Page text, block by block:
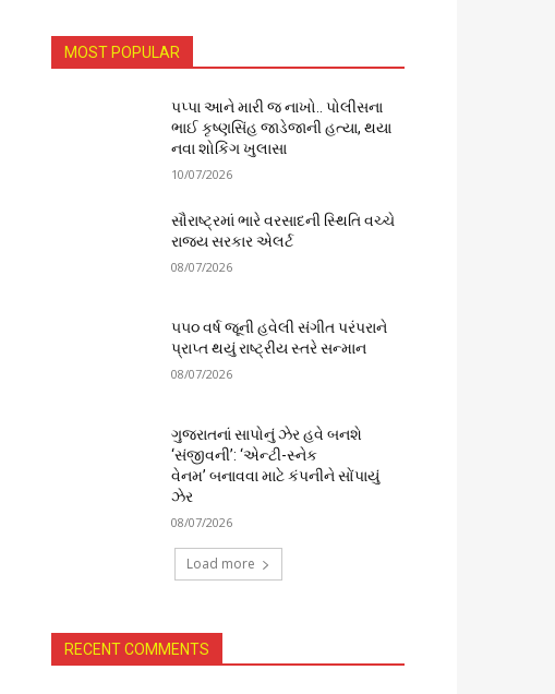
MOST POPULAR
પપ્પા આને મારી જ નાખો.. પોલીસના
ભાઈ કૃષ્ણસિંહ જાડેજાની હત્યા, થયા
નવા શોકિંગ ખુલાસા
10/07/2026
સૌરાષ્ટ્રમાં ભારે વરસાદની સ્થિતિ વચ્ચે
રાજ્ય સરકાર એલર્ટ
08/07/2026
૫૫૦ વર્ષ જૂની હવેલી સંગીત પરંપરાને
પ્રાપ્ત થયું રાષ્ટ્રીય સ્તરે સન્માન
08/07/2026
ગુજરાતનાં સાપોનું ઝેર હવે બનશે
‘સંજીવની’: ‘એન્ટી-સ્નેક
વેનમ’ બનાવવા માટે કંપનીને સોંપાયું
ઝેર
08/07/2026
Load more
RECENT COMMENTS